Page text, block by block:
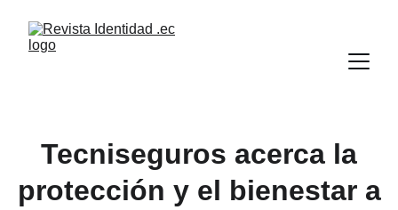
Tecniseguros acerca la
protección y el bienestar a